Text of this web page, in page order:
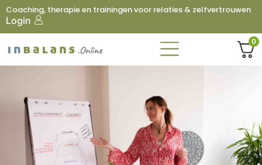
Coaching, therapie en trainingen voor relaties & zelfvertrouwen
Login
0